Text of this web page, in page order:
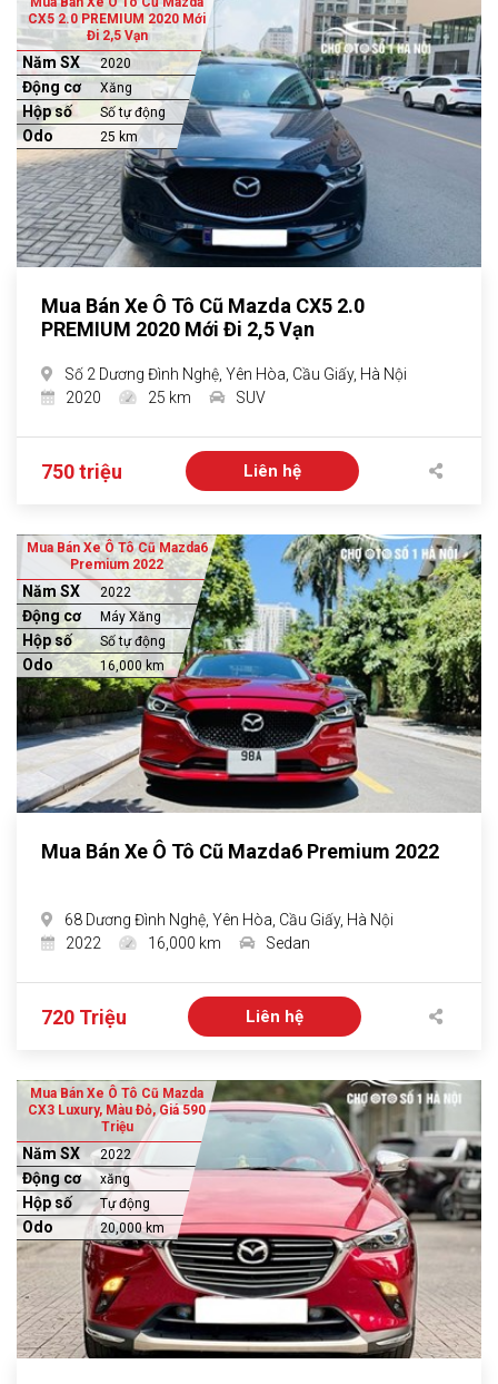
CX5 2.0 PREMIUM 2020 Mới
Đi 2,5 Vạn
Năm SX 2020
Động cơ Xăng
Hộp số Số tự động
Odo 25 km
Mua Bán Xe Ô Tô Cũ Mazda CX5 2.0
PREMIUM 2020 Mới Đi 2,5 Vạn
Số 2 Dương Đình Nghệ, Yên Hòa, Cầu Giấy, Hà Nội
2020
25 km SUV
750 triệu Liên hệ
Mua Bán Xe Ô Tô Cũ Mazda6
Premium 2022
Năm SX 2022
Động cơ Máy Xăng
Hộp số Số tự động
Odo 16,000 km
Mua Bán Xe Ô Tô Cũ Mazda6 Premium 2022
68 Dương Đình Nghệ, Yên Hòa, Cầu Giấy, Hà Nội
2022
16,000 km Sedan
720 Triệu Liên hệ
Mua Bán Xe Ô Tô Cũ Mazda
CX3 Luxury, Màu Đỏ, Giá 590
Triệu
Năm SX 2022
Động cơ xăng
Hộp số Tự động
Odo 20,000 km